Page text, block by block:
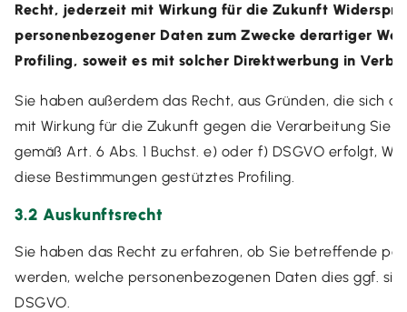
Recht, jederzeit mit Wirkung für die Zukunft
personenbezogener Daten zum Zwecke derartiger
Profiling, soweit es mit solcher Direktwerbung in
Sie haben außerdem das Recht, aus Gründen, die sich
mit Wirkung für die Zukunft gegen die Verarbeitung Sie
gemäß Art. 6 Abs. 1 Buchst. e) oder f) DSGVO erfolgt,
diese Bestimmungen gestütztes Profiling.
3.2 Auskunftsrecht
Sie haben das Recht zu erfahren, ob Sie betreffende
werden, welche personenbezogenen Daten dies ggf.
DSGVO.